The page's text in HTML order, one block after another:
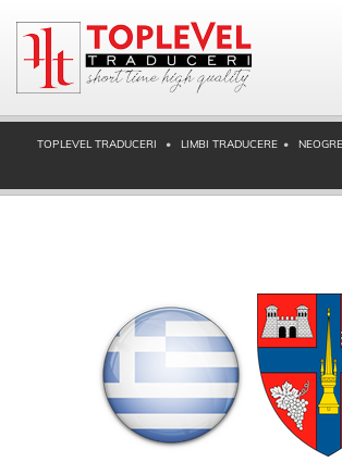
TOPLEVEL TRADUCERI LIMBI TRADUCERE